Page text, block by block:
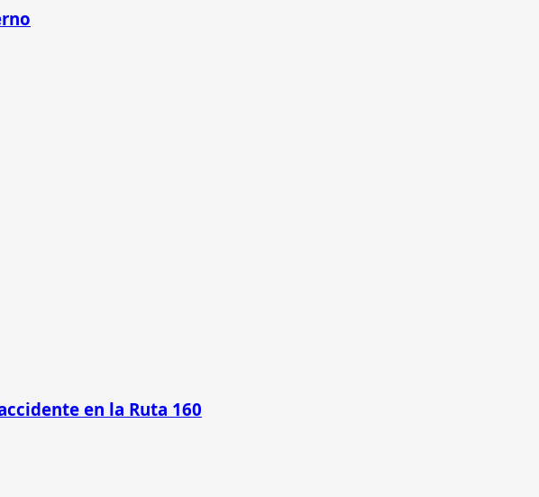
en la Ruta 160